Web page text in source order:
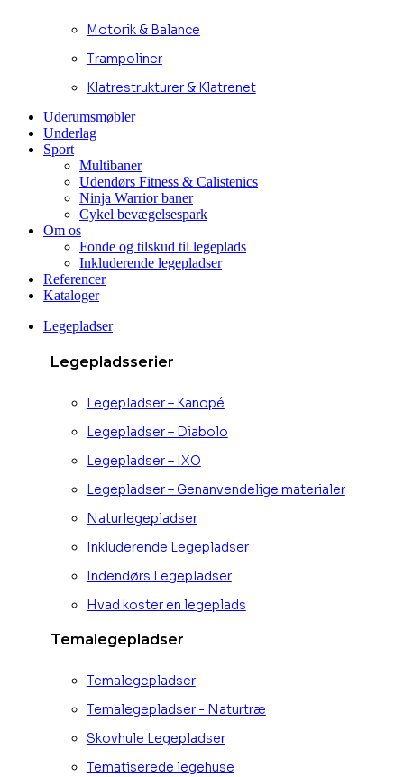
Motorik & Balance
Trampoliner
Klatrestrukturer & Klatrenet
Uderumsmøbler
Underlag
Sport
Multibaner
Udendørs Fitness & Calistenics
Ninja Warrior baner
Cykel bevægelsespark
Om os
Fonde og tilskud til legeplads
Inkluderende legepladser
Referencer
Kataloger
Legepladser
Legepladsserier
Legepladser – Kanopé
Legepladser – Diabolo
Legepladser – IXO
Legepladser – Genanvendelige materialer
Naturlegepladser
Inkluderende Legepladser
Indendørs Legepladser
Hvad koster en legeplads
Temalegepladser
Temalegepladser
Temalegepladser - Naturtræ
Skovhule Legepladser
Tematiserede legehuse